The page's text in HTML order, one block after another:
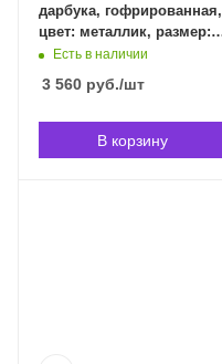
дарбука, гофрированная,
цвет: металлик, размер:
6"(15 см) x 12" (30 см),
Владивостоке
Есть в наличии
3 560 руб./шт
В корзину